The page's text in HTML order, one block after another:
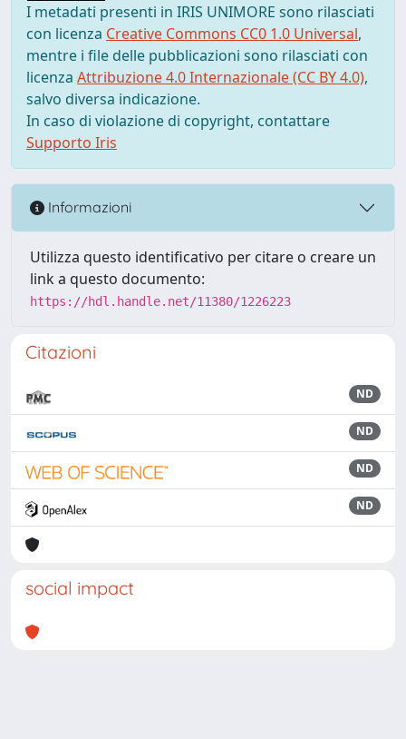
I metadati presenti in IRIS UNIMORE sono rilasciati
con licenza Creative Commons CC0 1.0 Universal,
mentre i file delle pubblicazioni sono rilasciati con
licenza Attribuzione 4.0 Internazionale (CC BY 4.0),
salvo diversa indicazione.
In caso di violazione di copyright, contattare
Supporto Iris
Informazioni
Utilizza questo identificativo per citare o creare un
link a questo documento:
https://hdl.handle.net/11380/1226223
Citazioni
ND
ND
ND
ND
social impact